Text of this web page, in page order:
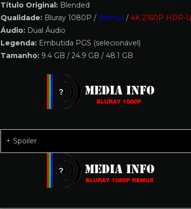
Título Original: Blended
Qualidade: Bluray 1080P / Remux / 4K 2160P HDR-
Áudio: Dual Áudio
Legenda: Embutida PGS (selecionável)
Tamanho: 9.4 GB / 24.9 GB / 48.1 GB
Spoiler